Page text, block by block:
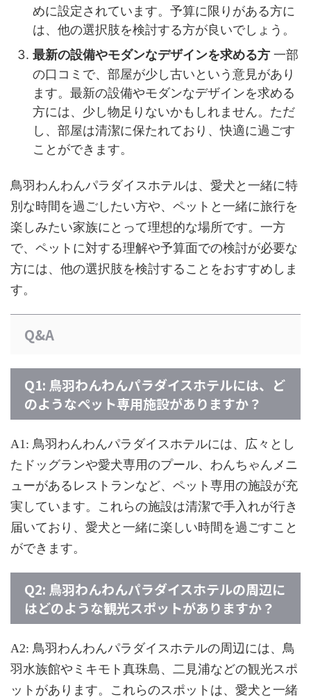
めに設定されています。予算に限りがある方に
は、他の選択肢を検討する方が良いでしょう。
最新の設備やモダンなデザインを求める方 一部
の口コミで、部屋が少し古いという意見があり
ます。最新の設備やモダンなデザインを求める
方には、少し物足りないかもしれません。ただ
し、部屋は清潔に保たれており、快適に過ごす
ことができます。
鳥羽わんわんパラダイスホテルは、愛犬と一緒に特
別な時間を過ごしたい方や、ペットと一緒に旅行を
楽しみたい家族にとって理想的な場所です。一方
で、ペットに対する理解や予算面での検討が必要な
方には、他の選択肢を検討することをおすすめしま
す。
Q&A
Q1: 鳥羽わんわんパラダイスホテルには、ど
のようなペット専用施設がありますか？
A1: 鳥羽わんわんパラダイスホテルには、広々とし
たドッグランや愛犬専用のプール、わんちゃんメニ
ューがあるレストランなど、ペット専用の施設が充
実しています。これらの施設は清潔で手入れが行き
届いており、愛犬と一緒に楽しい時間を過ごすこと
ができます。
Q2: 鳥羽わんわんパラダイスホテルの周辺に
はどのような観光スポットがありますか？
A2: 鳥羽わんわんパラダイスホテルの周辺には、鳥
羽水族館やミキモト真珠島、二見浦などの観光スポ
ットがあります。これらのスポットは、愛犬と一緒